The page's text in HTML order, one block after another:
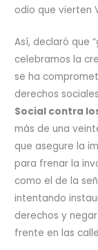
odio que vierten
Así, declaró que
celebramos la
se ha
derechos
Social contra
más de una
que asegure la
para frenar la
como el de la
intentando
derechos y
frente en las